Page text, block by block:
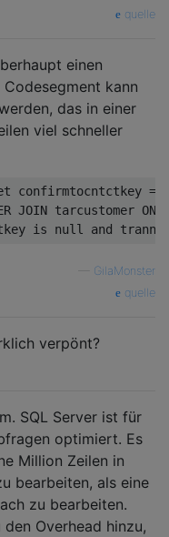
quelle
einen
kann
das in einer
viel schneller
JOIN tarcustomer ON
is null and
GilaMonster
quelle
verpönt?
SQL Server ist für
optimiert. Es
Million Zeilen in
bearbeiten, als eine
zu bearbeiten.
den Overhead hinzu,